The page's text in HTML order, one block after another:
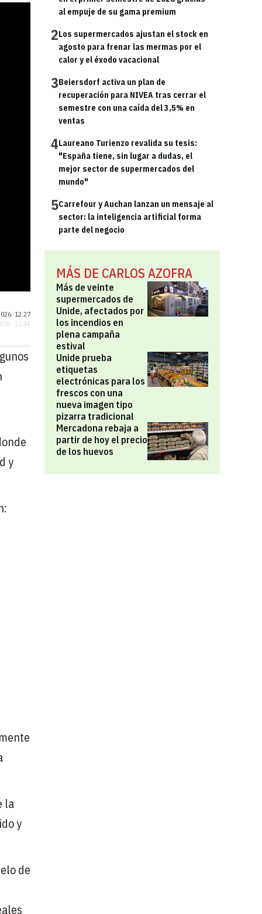
al empuje de su gama premium
2Los supermercados ajustan el stock en
agosto para frenar las mermas por el
calor y el éxodo vacacional
3Beiersdorf activa un plan de
recuperación para NIVEA tras cerrar el
semestre con una caída del 3,5% en
ventas
4Laureano Turienzo revalida su tesis:
"España tiene, sin lugar a dudas, el
mejor sector de supermercados del
mundo"
5Carrefour y Auchan lanzan un mensaje al
sector: la inteligencia artificial forma
parte del negocio
MÁS DE CARLOS AZOFRA
Más de veinte
supermercados de
Unide, afectados por
los incendios en
plena campaña
estival
Unide prueba
etiquetas
electrónicas para los
frescos con una
nueva imagen tipo
pizarra tradicional
Mercadona rebaja a
partir de hoy el precio
de los huevos
·12:27
· 11:44
y
la
y
de